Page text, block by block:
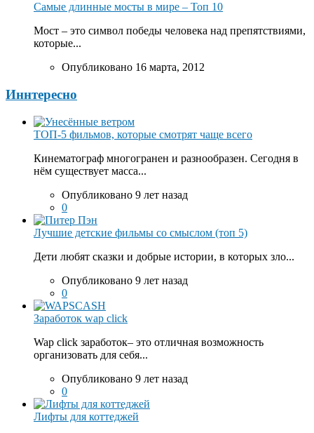
Самые длинные мосты в мире – Топ 10
Мост – это символ победы человека над препятствиями,
которые...
Опубликовано 16 марта, 2012
Иннтересно
ТОП-5 фильмов, которые смотрят чаще всего
Кинематограф многогранен и разнообразен. Сегодня в
нём существует масса...
Опубликовано 9 лет назад
0
Лучшие детские фильмы со смыслом (топ 5)
Дети любят сказки и добрые истории, в которых зло...
Опубликовано 9 лет назад
0
Заработок wap click
Wap click заработок– это отличная возможность
организовать для себя...
Опубликовано 9 лет назад
0
Лифты для коттеджей